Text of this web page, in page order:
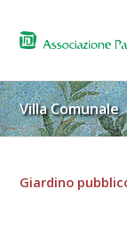
Villa Comunale
Giardino